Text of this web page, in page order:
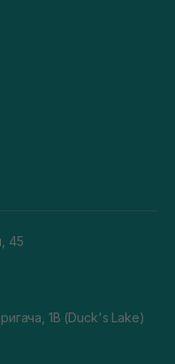
45
1В (Duck's Lake)